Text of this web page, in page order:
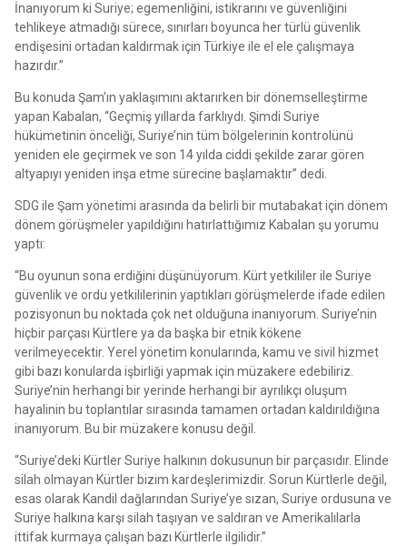
İnanıyorum ki Suriye; egemenliğini, istikrarını ve güvenliğini
tehlikeye atmadığı sürece, sınırları boyunca her türlü güvenlik
endişesini ortadan kaldırmak için Türkiye ile el ele çalışmaya
hazırdır.”
Bu konuda Şam’ın yaklaşımını aktarırken bir dönemselleştirme
yapan Kabalan, “Geçmiş yıllarda farklıydı. Şimdi Suriye
hükümetinin önceliği, Suriye’nin tüm bölgelerinin kontrolünü
yeniden ele geçirmek ve son 14 yılda ciddi şekilde zarar gören
altyapıyı yeniden inşa etme sürecine başlamaktır” dedi.
SDG ile Şam yönetimi arasında da belirli bir mutabakat için dönem
dönem görüşmeler yapıldığını hatırlattığımız Kabalan şu yorumu
yaptı:
“Bu oyunun sona erdiğini düşünüyorum. Kürt yetkililer ile Suriye
güvenlik ve ordu yetkililerinin yaptıkları görüşmelerde ifade edilen
pozisyonun bu noktada çok net olduğuna inanıyorum. Suriye’nin
hiçbir parçası Kürtlere ya da başka bir etnik kökene
verilmeyecektir. Yerel yönetim konularında, kamu ve sivil hizmet
gibi bazı konularda işbirliği yapmak için müzakere edebiliriz.
Suriye’nin herhangi bir yerinde herhangi bir ayrılıkçı oluşum
hayalinin bu toplantılar sırasında tamamen ortadan kaldırıldığına
inanıyorum. Bu bir müzakere konusu değil.
“Suriye’deki Kürtler Suriye halkının dokusunun bir parçasıdır. Elinde
silah olmayan Kürtler bizim kardeşlerimizdir. Sorun Kürtlerle değil,
esas olarak Kandil dağlarından Suriye’ye sızan, Suriye ordusuna ve
Suriye halkına karşı silah taşıyan ve saldıran ve Amerikalılarla
ittifak kurmaya çalışan bazı Kürtlerle ilgilidir.”